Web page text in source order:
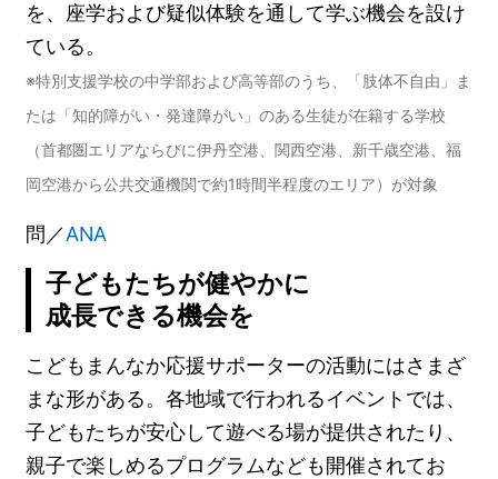
を、座学および疑似体験を通して学ぶ機会を設け
ている。
※特別支援学校の中学部および高等部のうち、「肢体不自由」ま
たは「知的障がい・発達障がい」のある生徒が在籍する学校
（首都圏エリアならびに伊丹空港、関西空港、新千歳空港、福
岡空港から公共交通機関で約1時間半程度のエリア）が対象
問／ANA
子どもたちが健やかに
成長できる機会を
こどもまんなか応援サポーターの活動にはさまざ
まな形がある。各地域で行われるイベントでは、
子どもたちが安心して遊べる場が提供されたり、
親子で楽しめるプログラムなども開催されてお